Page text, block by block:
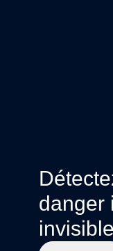
danger
invisible